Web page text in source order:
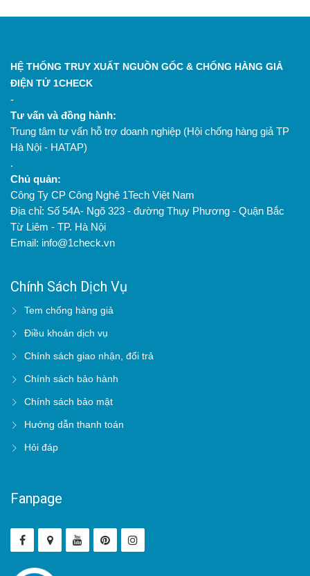
HỆ THỐNG TRUY XUẤT NGUỒN GỐC & CHỐNG HÀNG GIẢ
ĐIỆN TỬ 1CHECK
-
Tư vấn và đồng hành:
Trung tâm tư vấn hỗ trợ doanh nghiệp (Hội chống hàng giả TP
Hà Nội - HATAP)
.
Chủ quản:
Công Ty CP Công Nghệ 1Tech Việt Nam
Địa chỉ: Số 54A- Ngõ 323 - đường Thụy Phương - Quận Bắc
Từ Liêm - TP. Hà Nội
Email: info@1check.vn
Chính Sách Dịch Vụ
Tem chống hàng giả
Điều khoản dịch vụ
Chính sách giao nhận, đổi trả
Chính sách bảo hành
Chính sách bảo mật
Hướng dẫn thanh toán
Hỏi đáp
Fanpage